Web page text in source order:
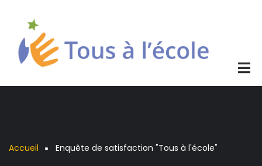
contenu
principal
Accueil Enquête de satisfaction "Tous à l'école"